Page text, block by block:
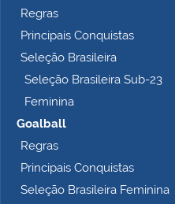
Regras
Principais Conquistas
Seleção Brasileira
Seleção Brasileira Sub-23
Feminina
Goalball
Regras
Principais Conquistas
Seleção Brasileira Feminina